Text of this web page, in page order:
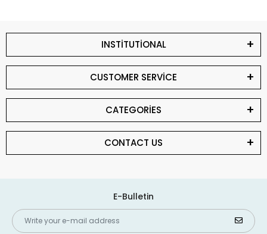
INSTİTUTİONAL
CUSTOMER SERVİCE
CATEGORİES
CONTACT US
E-Bulletin